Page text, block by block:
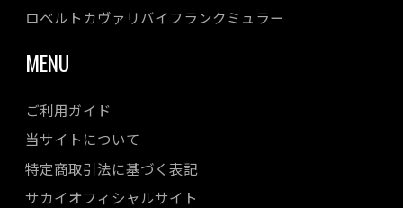
ロベルトカヴァリバイフランクミュラー
MENU
ご利用ガイド
当サイトについて
特定商取引法に基づく表記
サカイオフィシャルサイト